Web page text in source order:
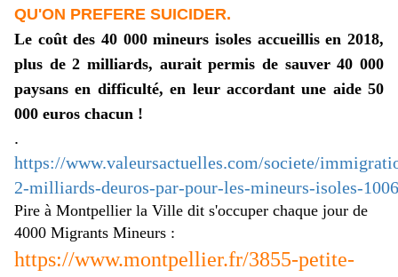
QU'ON PREFERE SUICIDER.
Le coût des 40 000 mineurs isoles accueillis en 2018,
plus de 2 milliards, aurait permis de sauver 40 000
paysans en difficulté, en leur accordant une aide 50
000 euros chacun !
.
https://www.valeursactuelles.com/societe/
2-milliards-deuros-par-pour-les-mineurs-isoles-
Pire à Montpellier la Ville dit s'occuper chaque jour de
4000 Migrants Mineurs :
https://www.montpellier.fr/3855-petite-